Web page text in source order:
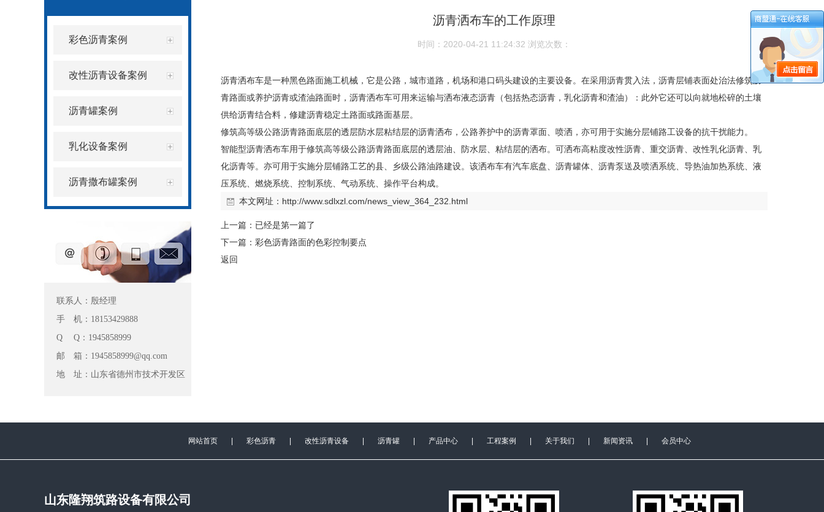
彩色沥青案例
改性沥青设备案例
沥青罐案例
乳化设备案例
沥青撒布罐案例
联系人：殷经理
手 机：18153429888
Q Q：1945858999
邮 箱：1945858999@qq.com
地 址：山东省德州市技术开发区
沥青洒布车的工作原理
时间：2020-04-21 11:24:32 浏览次数：
沥青洒布车是一种黑色路面施工机械，它是公路，城市道路，机场和港口码头建设的主要设备。在采用沥青贯入法，沥青层铺表面处治法修筑沥
青路面或养护沥青或渣油路面时，沥青洒布车可用来运输与洒布液态沥青（包括热态沥青，乳化沥青和渣油）：此外它还可以向就地松碎的土壤
供给沥青结合料，修建沥青稳定土路面或路面基层。
修筑高等级公路沥青路面底层的透层防水层粘结层的沥青洒布，公路养护中的沥青罩面、喷洒，亦可用于实施分层铺路工设备的抗干扰能力。
智能型沥青洒布车用于修筑高等级公路沥青路面底层的透层油、防水层、粘结层的洒布。可洒布高粘度改性沥青、重交沥青、改性乳化沥青、乳
化沥青等。亦可用于实施分层铺路工艺的县、乡级公路油路建设。该洒布车有汽车底盘、沥青罐体、沥青泵送及喷洒系统、导热油加热系统、液
压系统、燃烧系统、控制系统、气动系统、操作平台构成。
本文网址： http://www.sdlxzl.com/news_view_364_232.html
上一篇：已经是第一篇了
下一篇： 彩色沥青路面的色彩控制要点
返回
网站首页 彩色沥青 改性沥青设备 沥青罐 产品中心 工程案例 关于我们 新闻资讯 会员中心
山东隆翔筑路设备有限公司